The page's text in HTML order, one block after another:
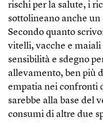
rischi per la salute, i
sottolineano anche un
Secondo quanto
vitelli, vacche e maiali
sensibilità e sdegno
allevamento, ben più
empatia nei confronti
sarebbe alla base del
consumi di altre due